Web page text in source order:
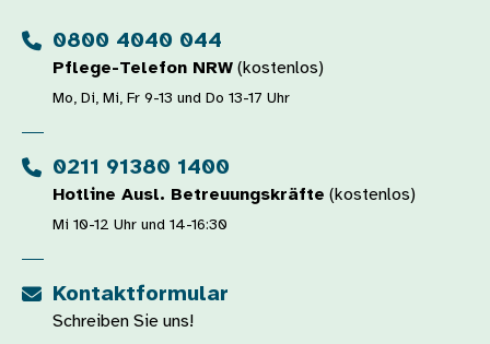
0800 4040 044
Pflege-Telefon NRW (kostenlos)
Mo, Di, Mi, Fr 9-13 und Do 13-17 Uhr
0211 91380 1400
Hotline Ausl. Betreuungskräfte (kostenlos)
Mi 10-12 Uhr und 14-16:30
Kontaktformular
Schreiben Sie uns!